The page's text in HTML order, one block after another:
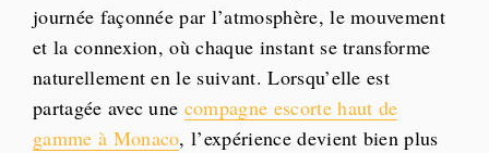
journée façonnée par l’atmosphère, le mouvement
et la connexion, où chaque instant se transforme
naturellement en le suivant. Lorsqu’elle est
partagée avec une compagne escorte haut de
gamme à Monaco, l’expérience devient bien plus